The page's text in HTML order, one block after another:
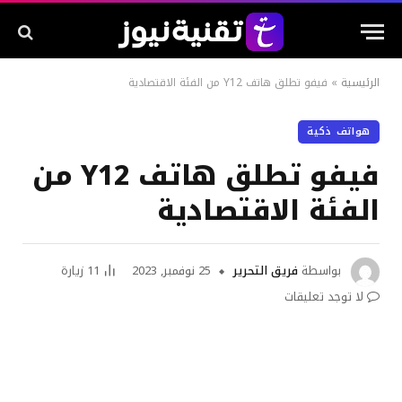
الرئيسية » فيفو تطلق هاتف Y12 من الفئة الاقتصادية
هواتف ذكية
فيفو تطلق هاتف Y12 من
الفئة الاقتصادية
بواسطة فريق التحرير 25 نوفمبر, 2023 11 زيارة
لا توجد تعليقات